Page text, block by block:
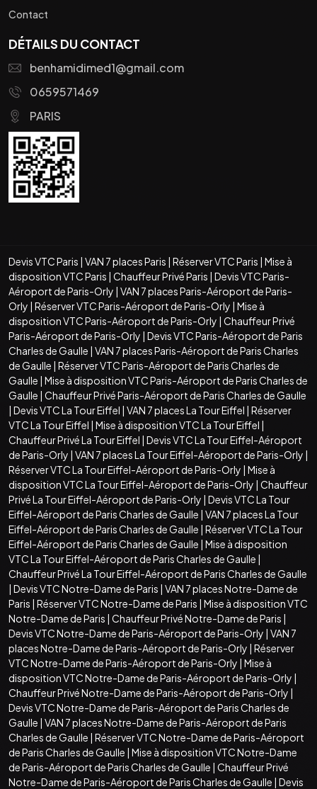
Contact
DÉTAILS DU CONTACT
benhamidimed1@gmail.com
0659571469
PARIS
Devis VTC Paris | VAN 7 places Paris | Réserver VTC Paris | Mise à
disposition VTC Paris | Chauffeur Privé Paris | Devis VTC Paris-
Aéroport de Paris-Orly | VAN 7 places Paris-Aéroport de Paris-
Orly | Réserver VTC Paris-Aéroport de Paris-Orly | Mise à
disposition VTC Paris-Aéroport de Paris-Orly | Chauffeur Privé
Paris-Aéroport de Paris-Orly | Devis VTC Paris-Aéroport de Paris
Charles de Gaulle | VAN 7 places Paris-Aéroport de Paris Charles
de Gaulle | Réserver VTC Paris-Aéroport de Paris Charles de
Gaulle | Mise à disposition VTC Paris-Aéroport de Paris Charles de
Gaulle | Chauffeur Privé Paris-Aéroport de Paris Charles de Gaulle
| Devis VTC La Tour Eiffel | VAN 7 places La Tour Eiffel | Réserver
VTC La Tour Eiffel | Mise à disposition VTC La Tour Eiffel |
Chauffeur Privé La Tour Eiffel | Devis VTC La Tour Eiffel-Aéroport
de Paris-Orly | VAN 7 places La Tour Eiffel-Aéroport de Paris-Orly |
Réserver VTC La Tour Eiffel-Aéroport de Paris-Orly | Mise à
disposition VTC La Tour Eiffel-Aéroport de Paris-Orly | Chauffeur
Privé La Tour Eiffel-Aéroport de Paris-Orly | Devis VTC La Tour
Eiffel-Aéroport de Paris Charles de Gaulle | VAN 7 places La Tour
Eiffel-Aéroport de Paris Charles de Gaulle | Réserver VTC La Tour
Eiffel-Aéroport de Paris Charles de Gaulle | Mise à disposition
VTC La Tour Eiffel-Aéroport de Paris Charles de Gaulle |
Chauffeur Privé La Tour Eiffel-Aéroport de Paris Charles de Gaulle
| Devis VTC Notre-Dame de Paris | VAN 7 places Notre-Dame de
Paris | Réserver VTC Notre-Dame de Paris | Mise à disposition VTC
Notre-Dame de Paris | Chauffeur Privé Notre-Dame de Paris |
Devis VTC Notre-Dame de Paris-Aéroport de Paris-Orly | VAN 7
places Notre-Dame de Paris-Aéroport de Paris-Orly | Réserver
VTC Notre-Dame de Paris-Aéroport de Paris-Orly | Mise à
disposition VTC Notre-Dame de Paris-Aéroport de Paris-Orly |
Chauffeur Privé Notre-Dame de Paris-Aéroport de Paris-Orly |
Devis VTC Notre-Dame de Paris-Aéroport de Paris Charles de
Gaulle | VAN 7 places Notre-Dame de Paris-Aéroport de Paris
Charles de Gaulle | Réserver VTC Notre-Dame de Paris-Aéroport
de Paris Charles de Gaulle | Mise à disposition VTC Notre-Dame
de Paris-Aéroport de Paris Charles de Gaulle | Chauffeur Privé
Notre-Dame de Paris-Aéroport de Paris Charles de Gaulle | Devis